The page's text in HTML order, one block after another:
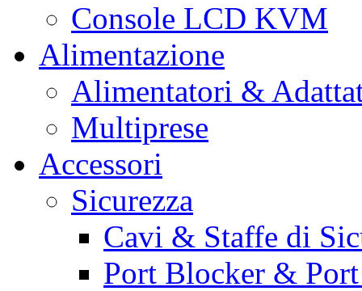
Console LCD KVM
Alimentazione
Alimentatori &
Multiprese
Accessori
Sicurezza
Cavi & Staffe di
Port Blocker &